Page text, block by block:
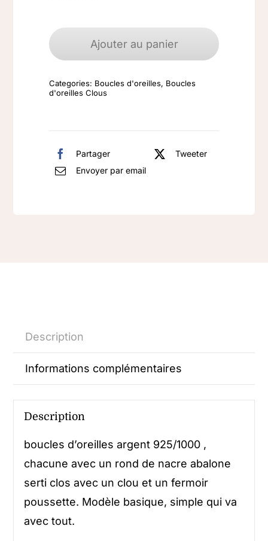
de
argent
Ajouter au panier
Categories: Boucles d'oreilles, Boucles
d'oreilles Clous
Partager
Tweeter
Envoyer par email
Description
Informations complémentaires
Description
boucles d’oreilles argent 925/1000 ,
chacune avec un rond de nacre abalone
serti clos avec un clou et un fermoir
poussette. Modèle basique, simple qui va
avec tout.